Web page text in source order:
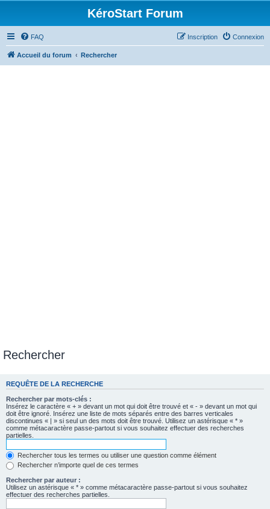
KéroStart Forum
FAQ Connexion
Inscription
Accueil du forum Rechercher
Rechercher
REQUÊTE DE LA RECHERCHE
Rechercher par mots-clés :
Insérez le caractère « + » devant un mot qui doit être trouvé et « - » devant un mot qui
doit être ignoré. Insérez une liste de mots séparés entre des barres verticales
discontinues « | » si seul un des mots doit être trouvé. Utilisez un astérisque « * »
comme métacaractère passe-partout si vous souhaitez effectuer des recherches
partielles.
Rechercher tous les termes ou utiliser une question comme élément
Rechercher n’importe quel de ces termes
Rechercher par auteur :
Utilisez un astérisque « * » comme métacaractère passe-partout si vous souhaitez
effectuer des recherches partielles.